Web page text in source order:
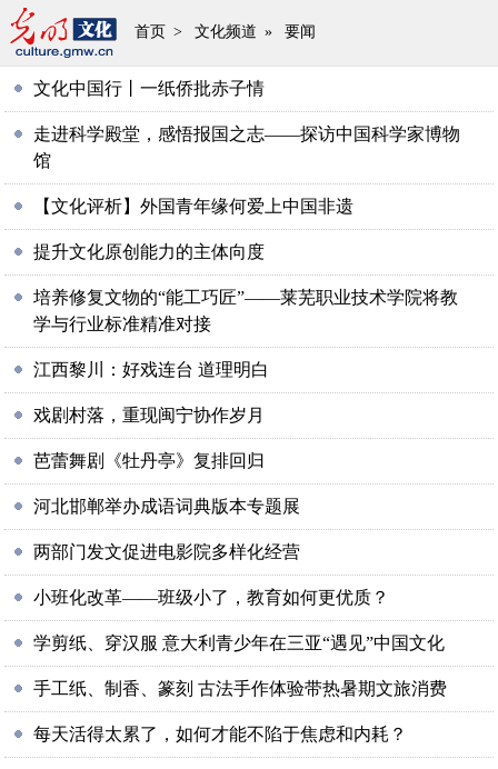
首页 > 文化频道 » 要闻
文化中国行丨一纸侨批赤子情
走进科学殿堂，感悟报国之志——探访中国科学家博物
馆
【文化评析】外国青年缘何爱上中国非遗
提升文化原创能力的主体向度
培养修复文物的“能工巧匠”——莱芜职业技术学院将教
学与行业标准精准对接
江西黎川：好戏连台 道理明白
戏剧村落，重现闽宁协作岁月
芭蕾舞剧《牡丹亭》复排回归
河北邯郸举办成语词典版本专题展
两部门发文促进电影院多样化经营
小班化改革——班级小了，教育如何更优质？
学剪纸、穿汉服 意大利青少年在三亚“遇见”中国文化
手工纸、制香、篆刻 古法手作体验带热暑期文旅消费
每天活得太累了，如何才能不陷于焦虑和内耗？